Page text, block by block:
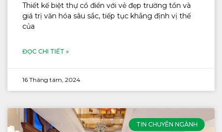
Thiết kế biệt thự cổ điển với vẻ đẹp trường tồn và
giá trị văn hóa sâu sắc, tiếp tục khẳng định vị thế
của
ĐỌC CHI TIẾT »
16 Tháng tám, 2024
TIN CHUYÊN NGÀNH